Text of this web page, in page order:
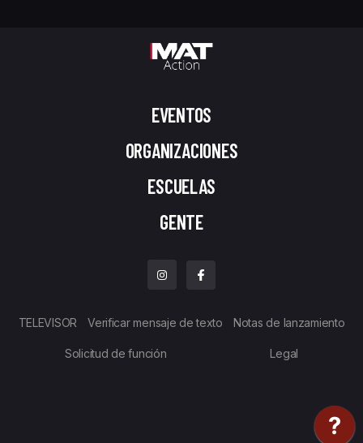
EVENTOS
ORGANIZACIONES
ESCUELAS
GENTE
TELEVISOR Verificar mensaje de texto Notas de lanzamiento
Solicitud de función Legal